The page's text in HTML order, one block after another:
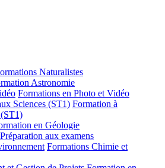
Naturalistes
Astronomie
Formations en Photo et Vidéo
Sciences (ST1) Formation à
en Géologie
Préparation aux examens
Formations Chimie et